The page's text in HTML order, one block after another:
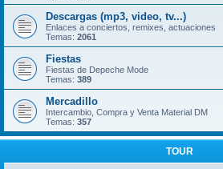
Descargas (mp3, video, tv...)
Enlaces a conciertos, remixes, actuaciones
Temas: 2061
Fiestas
Fiestas de Depeche Mode
Temas: 389
Mercadillo
Intercambio, Compra y Venta Material DM
Temas: 357
TOUR